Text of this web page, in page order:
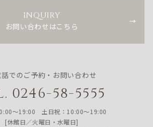
INQUIRY
お問い合わせはこちら
話でのご予約・お問い合わせ
0246-58-5555
〜19:00 土日祝：10:00〜19:00
[休館日／火曜日・水曜日]